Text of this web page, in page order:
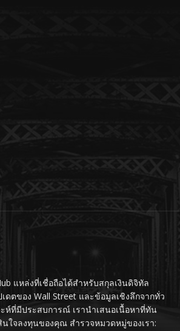
แหล่งที่เชื่อถือได้สำหรับสกุลเงินดิจิทัล
ดตของ Wall Street และข้อมูลเชิงลึกจากทั่ว
ห์ที่มีประสบการณ์ เรานำเสนอเนื้อหาที่ทัน
ใจลงทุนของคุณ สำรวจหมวดหมู่ของเรา: